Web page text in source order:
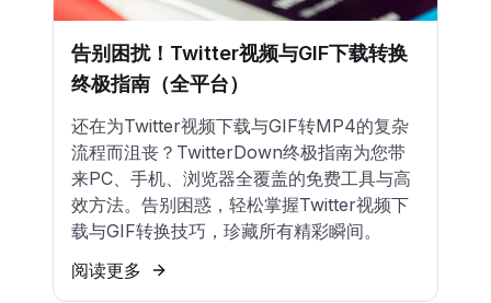
告别困扰！Twitter视频与GIF下载转换
终极指南（全平台）
还在为Twitter视频下载与GIF转MP4的复杂
流程而沮丧？TwitterDown终极指南为您带
来PC、手机、浏览器全覆盖的免费工具与高
效方法。告别困惑，轻松掌握Twitter视频下
载与GIF转换技巧，珍藏所有精彩瞬间。
阅读更多